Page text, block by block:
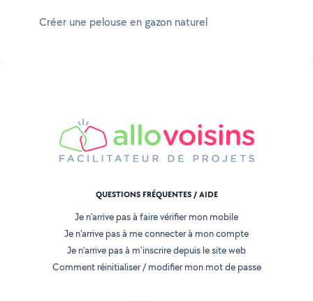
Créer une pelouse en gazon naturel
QUESTIONS FRÉQUENTES / AIDE
Je n'arrive pas à faire vérifier mon mobile
Je n'arrive pas à me connecter à mon compte
Je n'arrive pas à m'inscrire depuis le site web
Comment réinitialiser / modifier mon mot de passe